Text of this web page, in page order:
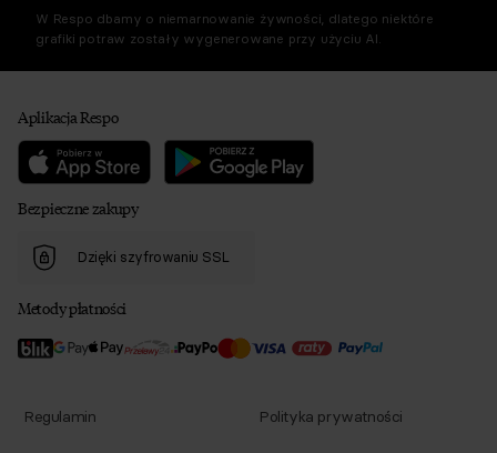
W Respo dbamy o niemarnowanie żywności, dlatego niektóre
grafiki potraw zostały wygenerowane przy użyciu AI.
Aplikacja Respo
Bezpieczne zakupy
Dzięki szyfrowaniu SSL
Metody płatności
Regulamin Polityka prywatności